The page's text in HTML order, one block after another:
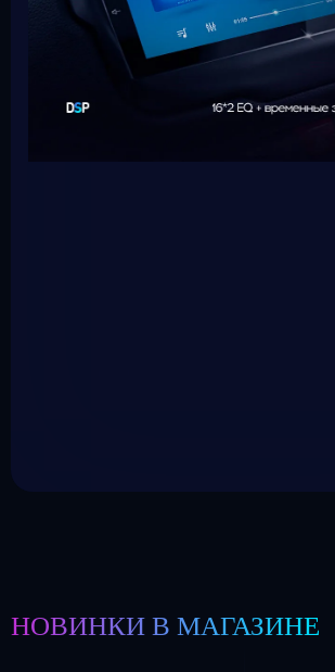
НОВИНКИ В МАГАЗИНЕ